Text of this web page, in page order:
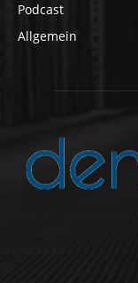
Podcast
Allgemein